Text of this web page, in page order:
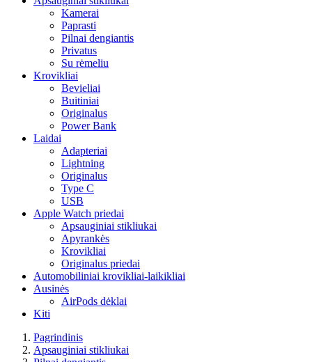
Kamerai
Paprasti
Pilnai dengiantis
Privatus
Su rėmeliu
Krovikliai
Bevieliai
Buitiniai
Originalus
Power Bank
Laidai
Adapteriai
Lightning
Originalus
Type C
USB
Apple Watch priedai
Apsauginiai stikliukai
Apyrankės
Krovikliai
Originalus priedai
Automobiliniai krovikliai-laikikliai
Ausinės
AirPods dėklai
Kiti
Pagrindinis
Apsauginiai stikliukai